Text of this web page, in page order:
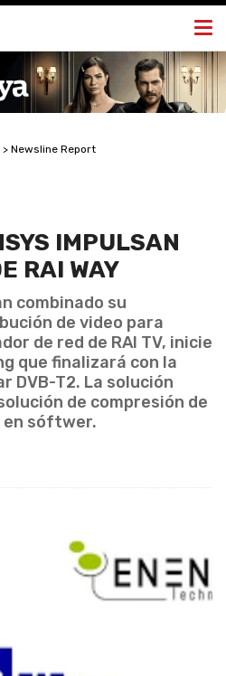
> Newsline Report
IMPULSAN
RAI WAY
combinado su
de video para
de red de RAI TV, inicie
que finalizará con la
DVB-T2. La solución
de compresión de
en sóftwer.